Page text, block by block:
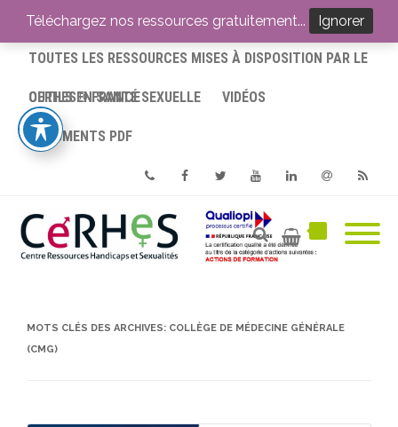
ACCUEIL
TOUTES LES RESSOURCES MISES À DISPOSITION PAR LE
CERHES® FRANCE
OUTILS EN SANTÉ SEXUELLE VIDÉOS
DOCUMENTS PDF
PhoneFacebookTwitterYoutube
MOTS CLÉS DES ARCHIVES: COLLÈGE DE MÉDECINE GÉNÉRALE
(CMG)
Téléchargez nos ressources gratuitement... Ignorer